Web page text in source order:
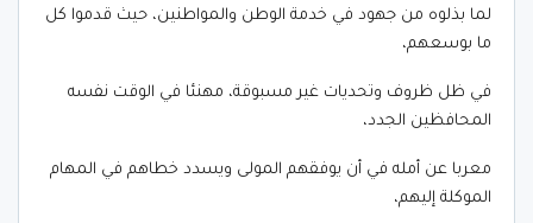
لما بذلوه من جهود في خدمة الوطن والمواطنين، حيث قدموا كل
ما بوسعهم،
في ظل ظروف وتحديات غير مسبوقة، مهنئا في الوقت نفسه
المحافظين الجدد،
معربا عن أمله في أن يوفقهم المولى ويسدد خطاهم في المهام
الموكلة إليهم،